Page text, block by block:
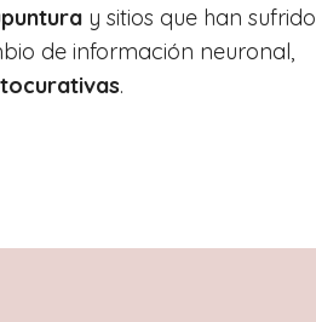
y sitios que han sufrido
de información neuronal,
.